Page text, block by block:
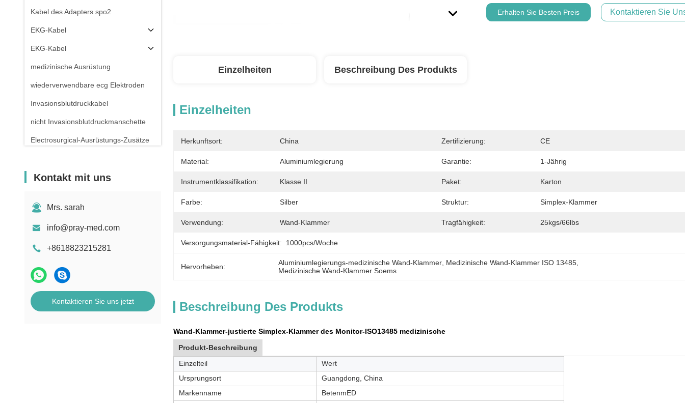
Kabel des Adapters spo2
EKG-Kabel
EKG-Kabel
medizinische Ausrüstung
wiederverwendbare ecg Elektroden
Invasionsblutdruckkabel
nicht Invasionsblutdruckmanschette
Electrosurgical-Ausrüstungs-Zusätze
Kontakt mit uns
Mrs. sarah
info@pray-med.com
+8618823215281
Kontaktieren Sie uns jetzt
Erhalten Sie Besten Preis Kontaktieren Sie
Einzelheiten Beschreibung Des Produkts
Einzelheiten
Herkunftsort: China Zertifizierung: CE
Material: Aluminiumlegierung Garantie: 1-Jährig
Instrumentklassifikation: Klasse II Paket: Karton
Farbe: Silber Struktur: Simplex-Klammer
Verwendung: Wand-Klammer Tragfähigkeit: 25kgs/66lbs
Versorgungsmaterial-Fähigkeit: 1000pcs/Woche
Hervorheben: Aluminiumlegierungs-medizinische Wand-Klammer Medizinische Wand-Klammer ISO 13485
Medizinische Wand-Klammer Soems
Beschreibung Des Produkts
Wand-Klammer-justierte Simplex-Klammer des Monitor-ISO13485 medizinische
Produkt-Beschreibung
Einzelteil
Wert
Ursprungsort
Guangdong, China
Markenname
BetenmED